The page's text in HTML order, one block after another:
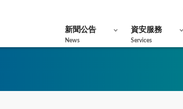
新聞公告
News
資安服務
Services